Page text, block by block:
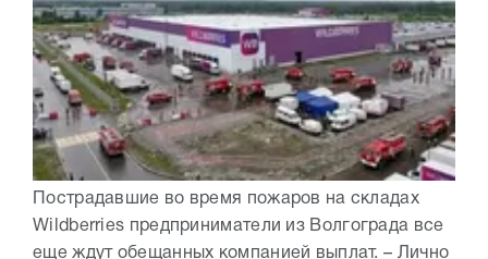
Пострадавшие во время пожаров на складах
Wildberries предприниматели из Волгограда все
еще ждут обещанных компанией выплат. – Лично